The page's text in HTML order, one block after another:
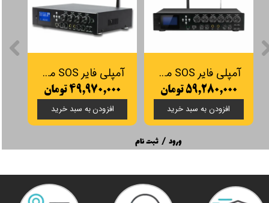
آمپلی فایر SOS مدل JX600-4
۴۹,۹۷۰,۰۰۰ تومان
افزودن به سبد خرید
آمپلی فایر SOS مدل JX600-6
۵۹,۲۸۰,۰۰۰ تومان
افزودن به سبد خرید
ورود / ثبت نام